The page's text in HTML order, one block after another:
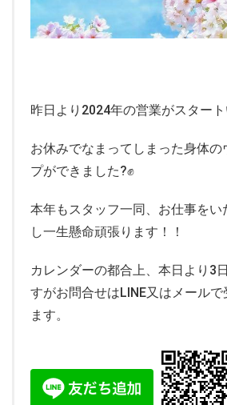
昨日より2024年の営業がスタート
お休みでなまってしまった身体の
プができました?✊
本年もスタッフ一同、お仕事をい
し一生懸命頑張ります！！
カレンダーの都合上、本日より3
すがお問合せはLINE又はメールで
ます。